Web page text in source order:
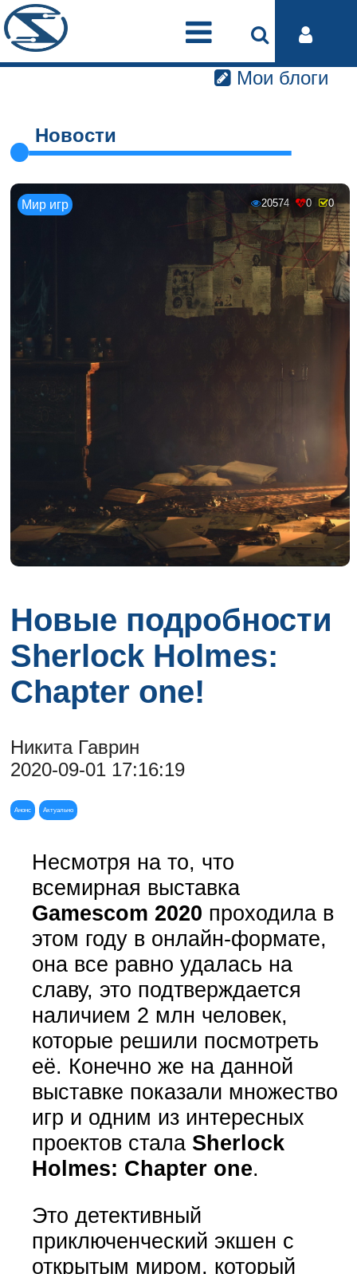
Мои блоги
Новости
Мир игр 20574 0 0
Новые подробности
Sherlock Holmes:
Chapter one!
Никита Гаврин
2020-09-01 17:16:19
Анонс Актуально
Несмотря на то, что
всемирная выставка
Gamescom 2020 проходила в
этом году в онлайн-формате,
она все равно удалась на
славу, это подтверждается
наличием 2 млн человек,
которые решили посмотреть
её. Конечно же на данной
выставке показали множество
игр и одним из интересных
проектов стала Sherlock
Holmes: Chapter one.
Это детективный
приключенческий экшен с
открытым миром, который